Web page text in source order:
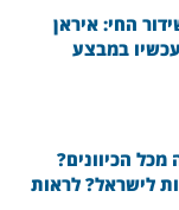
החי: איראן
במבצע
הכיוונים?
לישראל? לראות